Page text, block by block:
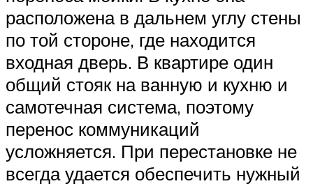
расположена в дальнем углу стены
по той стороне, где находится
входная дверь. В квартире один
общий стояк на ванную и кухню и
самотечная система, поэтому
перенос коммуникаций
усложняется. При перестановке не
всегда удается обеспечить нужный